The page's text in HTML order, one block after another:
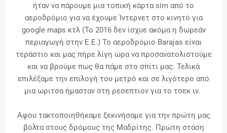
ήταν να πάρουμε μια τοπική κάρτα sim από το
αεροδρόμιο για να έχουμε Ίντερνετ στο κινητό για
google maps κτλ (Το 2016 δεν ίσχυε ακόμα η δωρεάν
περιαγωγή στην Ε.Ε.) Το αεροδρόμιο Barajas είναι
τεράστιο και μας πήρε λίγη ώρα να προσανατολιστούμε
και να βρούμε πως θα πάμε στο σπίτι μας. Τελικά
επιλέξαμε την επιλογή του μετρό και σε λιγότερο από
μια ωριτσα ήμασταν στη ρεσεπτιον για το τσεκ ιν.
Αφου τακτοποιηθήκαμε ξεκινήσαμε για την πρώτη μας
βόλτα στους δρόμους της Μαδρίτης. Πρώτη στάση